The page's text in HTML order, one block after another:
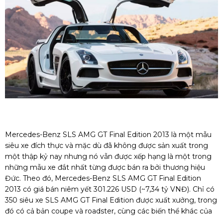
Mercedes-Benz SLS AMG GT Final Edition 2013 là một mẫu
siêu xe đích thực và mặc dù đã không được sản xuất trong
một thập kỷ nay nhưng nó vẫn được xếp hạng là một trong
những mẫu xe đắt nhất từng được bán ra bởi thương hiệu
Đức. Theo đó, Mercedes-Benz SLS AMG GT Final Edition
2013 có giá bán niêm yết 301.226 USD (~7,34 tỷ VNĐ). Chỉ có
350 siêu xe SLS AMG GT Final Edition được xuất xưởng, trong
đó có cả bản coupe và roadster, cùng các biến thể khác của